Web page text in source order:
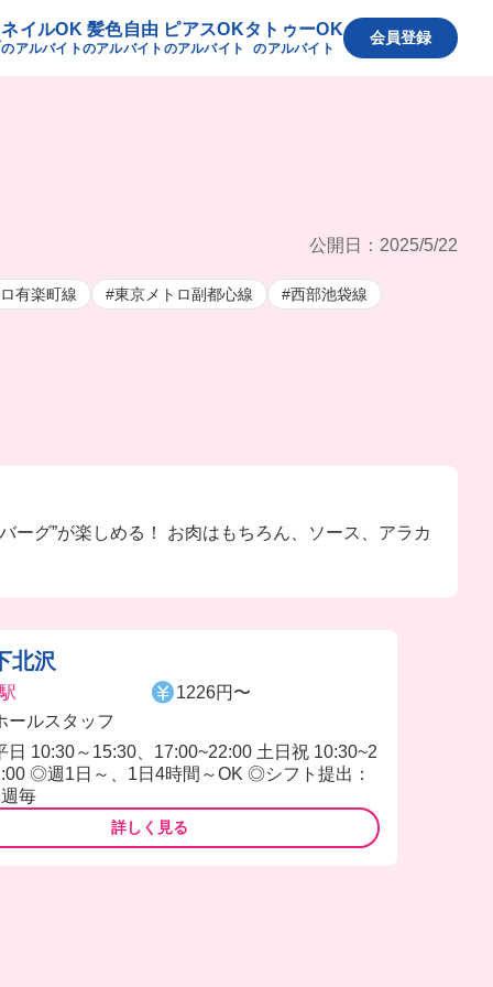
ネイルOK
のアルバイト
髪色自由
のアルバイト
ピアスOK
のアルバイト
タトゥーOK
のアルバイト
会員登録
公開日：2025/5/22
有楽町線 #東京メトロ副都心線 #西部池袋線
ーグ”が楽しめる！ お肉はもちろん、ソース、アラカ
北沢
1226円〜
ールスタッフ
日 10:30～15:30、17:00~22:00 土日祝 10:30~2
◎週1日～、1日4時間～OK ◎シフト提出：
毎
詳しく見る